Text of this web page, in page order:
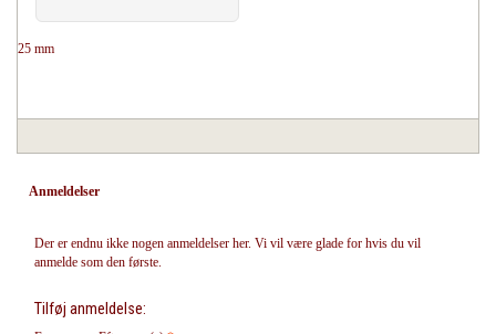
25 mm
Anmeldelser
Der er endnu ikke nogen anmeldelser her. Vi vil være glade for hvis du vil
anmelde som den første.
Tilføj anmeldelse: